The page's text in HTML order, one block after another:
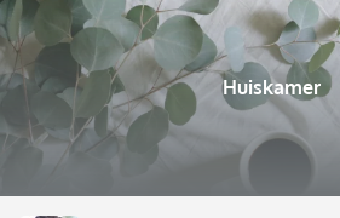
Huiskamer